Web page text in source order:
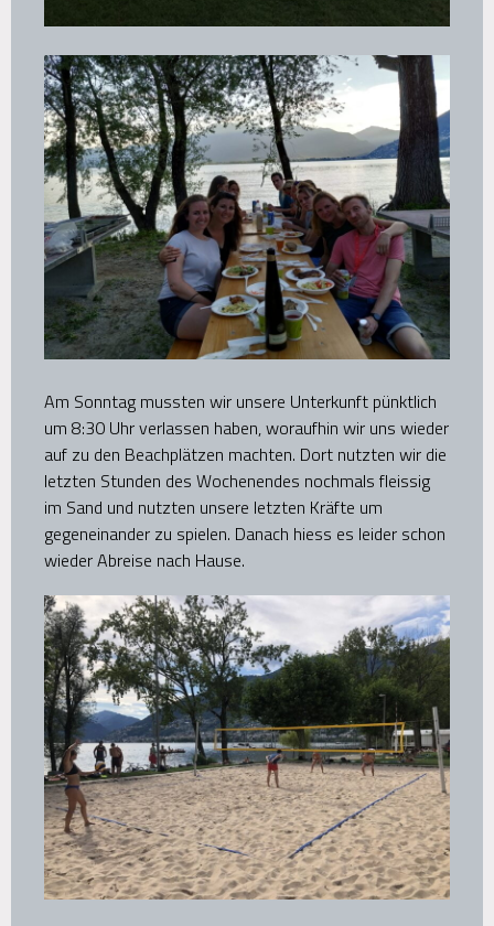
Am Sonntag mussten wir unsere Unterkunft pünktlich
um 8:30 Uhr verlassen haben, woraufhin wir uns wieder
auf zu den Beachplätzen machten. Dort nutzten wir die
letzten Stunden des Wochenendes nochmals fleissig
im Sand und nutzten unsere letzten Kräfte um
gegeneinander zu spielen. Danach hiess es leider schon
wieder Abreise nach Hause.